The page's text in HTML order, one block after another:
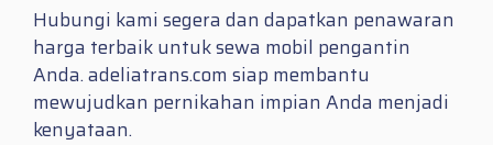
Hubungi kami segera dan dapatkan penawaran
harga terbaik untuk sewa mobil pengantin
Anda. adeliatrans.com siap membantu
mewujudkan pernikahan impian Anda menjadi
kenyataan.